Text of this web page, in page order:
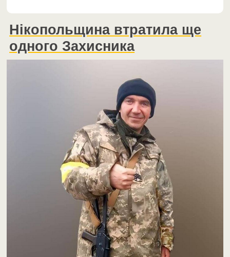
Нікопольщина втратила ще
одного Захисника